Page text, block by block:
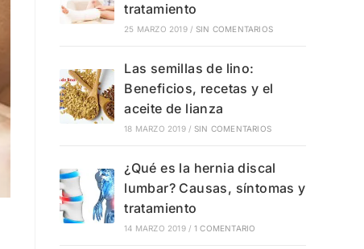
tratamiento
25 MARZO 2019 / SIN COMENTARIOS
Las semillas de lino:
Beneficios, recetas y el
aceite de lianza
18 MARZO 2019 / SIN COMENTARIOS
¿Qué es la hernia discal
lumbar? Causas, síntomas y
tratamiento
14 MARZO 2019 / 1 COMENTARIO